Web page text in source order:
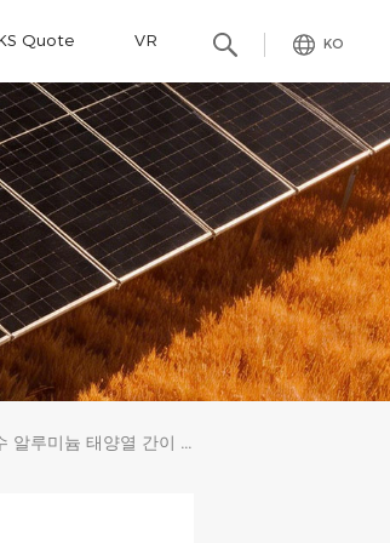
KO
Quote VR
48.4kW- 프랑스 방수 알루미늄 태양열 간이 차고